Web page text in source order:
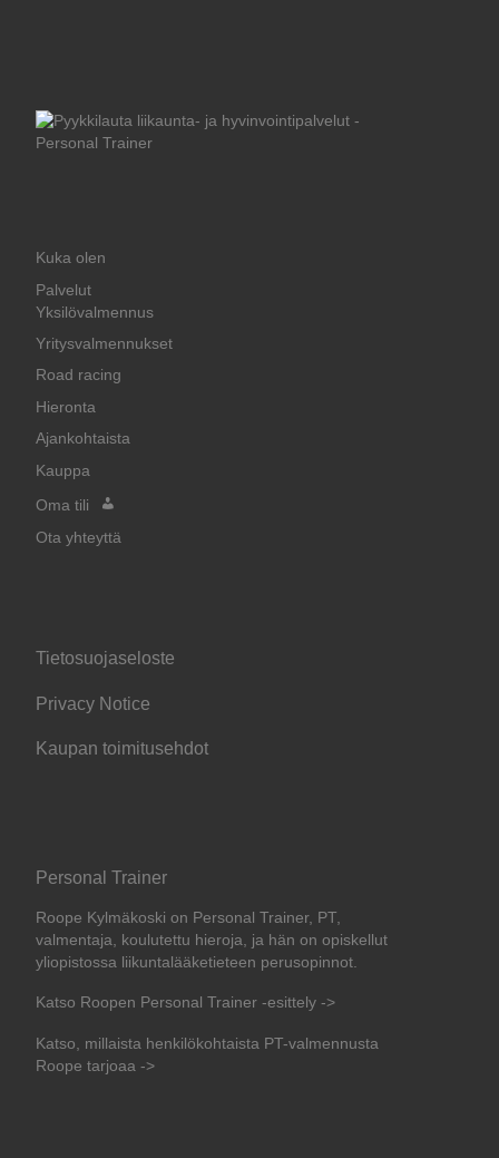
Kuka olen
Palvelut
Yksilövalmennus
Yritysvalmennukset
Road racing
Hieronta
Ajankohtaista
Kauppa
Oma tili
Ota yhteyttä
Tietosuojaseloste
Privacy Notice
Kaupan toimitusehdot
Personal Trainer
Roope Kylmäkoski on Personal Trainer, PT,
valmentaja, koulutettu hieroja, ja hän on opiskellut
yliopistossa liikuntalääketieteen perusopinnot.
Katso Roopen Personal Trainer -esittely ->
Katso, millaista henkilökohtaista PT-valmennusta
Roope tarjoaa ->